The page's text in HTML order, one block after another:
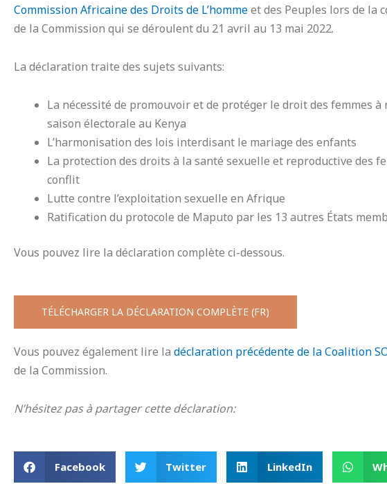
Commission Africaine des Droits de L’hommeet des Peuples lors de la
de la Commission qui se déroulent du 21 avril au 13 mai 2022.
La déclaration traite des sujets suivants:
La nécessité de promouvoir et de protéger le droit des femmes
saison électorale au Kenya
L’harmonisation des lois interdisant le mariage des enfants
La protection des droits à la santé sexuelle et reproductive des
conflit
Lutte contre l’exploitation sexuelle en Afrique
Ratification du protocole de Maputo par les 13 autres États
Vous pouvez lire la déclaration complète ci-dessous.
TÉLÉCHARGER LA DÉCLARATION COMPLÈTE (FR)
Vous pouvez également lire la déclaration précédente de la Coalition
de la Commission.
N’hésitez pas à partager cette déclaration:
Facebook Twitter LinkedIn